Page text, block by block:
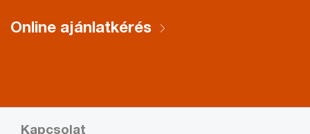
Online ajánlatkérés
Kapcsolat